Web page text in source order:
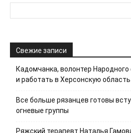
Свежие записи
Кадомчанка, волонтер
и работать в Херсонскую область
Все больше рязанцев готовы
огневые группы
Ряжский терапевт Наталья